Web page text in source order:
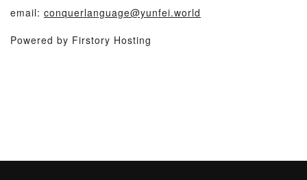
email: conquerlanguage@yunfei.world
Powered by Firstory Hosting